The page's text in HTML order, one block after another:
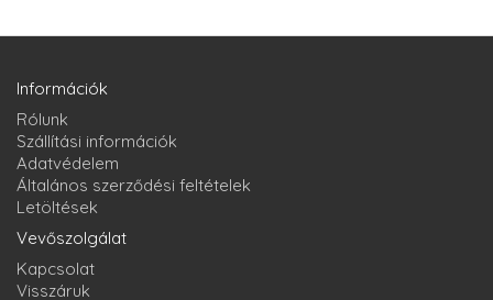
Információk
Rólunk
Szállítási információk
Adatvédelem
Általános szerződési feltételek
Letöltések
Vevőszolgálat
Kapcsolat
Visszáruk